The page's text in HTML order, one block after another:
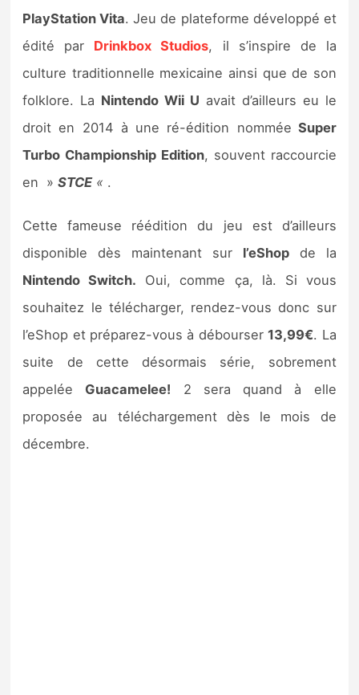
Previews
Précommandes
Précommandes jeux Switch 2
Sorties de jeux
Bons plans
Guides
PlayStation Vita. Jeu de plateforme développé et
édité par Drinkbox Studios, il s’inspire de la
culture traditionnelle mexicaine ainsi que de son
folklore. La Nintendo Wii U avait d’ailleurs eu le
droit en 2014 à une ré-édition nommée Super
Turbo Championship Edition, souvent raccourcie
en »STCE« .
Cette fameuse réédition du jeu est d’ailleurs
disponible dès maintenant sur l’eShopde la
Nintendo Switch. Oui, comme ça, là. Si vous
souhaitez le télécharger, rendez-vous donc sur
l’eShop et préparez-vous à débourser13,99€. La
suite de cette désormais série, sobrement
appelée Guacamelee! 2 sera quand à elle
proposée au téléchargement dès le mois de
décembre.